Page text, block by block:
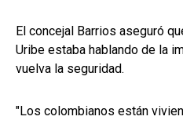
El concejal Barrios aseguró
Uribe estaba hablando de la
vuelva la seguridad.
"Los colombianos están